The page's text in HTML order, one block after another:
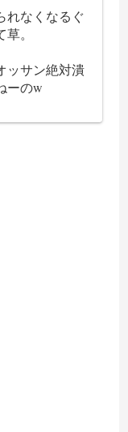
れなくなるぐ
。
ッサン絶対潰
ーのw